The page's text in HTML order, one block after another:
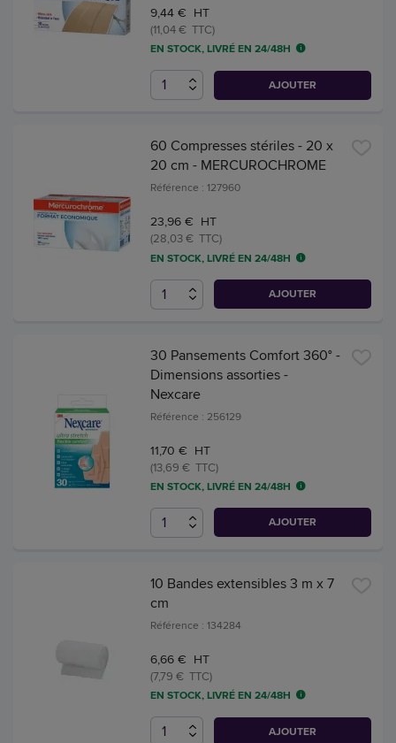
9,44 € HT
(11,04 € TTC)
EN STOCK, LIVRÉ EN 24/48H
AJOUTER
60 Compresses stériles - 20 x
20 cm - MERCUROCHROME
Référence : 127960
23,96 € HT
(28,03 € TTC)
EN STOCK, LIVRÉ EN 24/48H
AJOUTER
30 Pansements Comfort 360° -
Dimensions assorties -
Nexcare
Référence : 256129
11,70 € HT
(13,69 € TTC)
EN STOCK, LIVRÉ EN 24/48H
AJOUTER
10 Bandes extensibles 3 m x 7
cm
Référence : 134284
6,66 € HT
(7,79 € TTC)
EN STOCK, LIVRÉ EN 24/48H
AJOUTER